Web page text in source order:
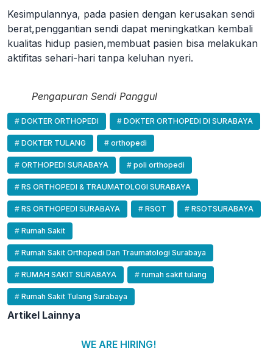
Kesimpulannya, pada pasien dengan kerusakan sendi
berat,penggantian sendi dapat meningkatkan kembali
kualitas hidup pasien,membuat pasien bisa melakukan
aktifitas sehari-hari tanpa keluhan nyeri.
Pengapuran Sendi Panggul
DOKTER ORTHOPEDI DOKTER ORTHOPEDI DI SURABAYA
DOKTER TULANG orthopedi
ORTHOPEDI SURABAYA poli orthopedi
RS ORTHOPEDI & TRAUMATOLOGI SURABAYA
RS ORTHOPEDI SURABAYA RSOT RSOTSURABAYA
Rumah Sakit
Rumah Sakit Orthopedi Dan Traumatologi Surabaya
RUMAH SAKIT SURABAYA rumah sakit tulang
Rumah Sakit Tulang Surabaya
Artikel Lainnya
WE ARE HIRING!